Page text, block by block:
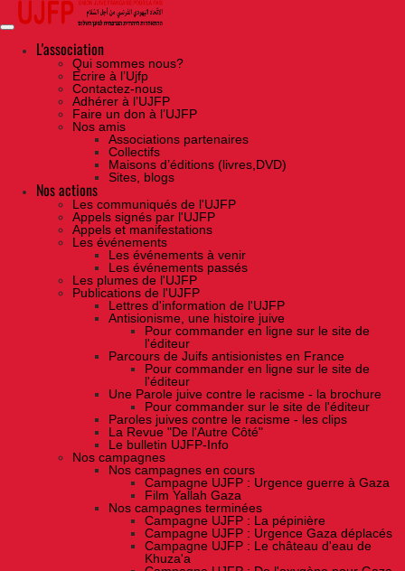
Skip
the
contentL'association
Qui sommes nous?
Ecrire à l’Ujfp
Contactez-nous
Adhérer à l’UJFP
Faire un don à l’UJFP
Nos amis
Associations partenaires
Collectifs
Maisons d’éditions (livres,DVD)
Sites, blogs
Nos actions
Les communiqués de l'UJFP
Appels signés par l'UJFP
Appels et manifestations
Les événements
Les événements à venir
Les événements passés
Les plumes de l'UJFP
Publications de l'UJFP
Lettres d'information de l'UJFP
Antisionisme, une histoire juive
Pour commander en ligne sur le site de
l'éditeur
Parcours de Juifs antisionistes en France
Pour commander en ligne sur le site de
l'éditeur
Une Parole juive contre le racisme - la brochure
Pour commander sur le site de l'éditeur
Paroles juives contre le racisme - les clips
La Revue "De l'Autre Côté"
Le bulletin UJFP-Info
Nos campagnes
Nos campagnes en cours
Campagne UJFP : Urgence guerre à Gaza
Film Yallah Gaza
Nos campagnes terminées
Campagne UJFP : La pépinière
Campagne UJFP : Urgence Gaza déplacés
Campagne UJFP : Le château d'eau de
Khuza'a